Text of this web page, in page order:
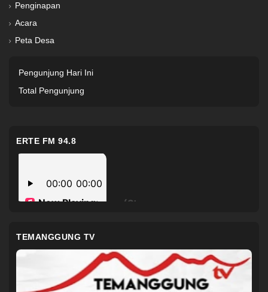
Penginapan
Acara
Peta Desa
Pengunjung Hari Ini
Total Pengunjung
ERTE FM 94.8
TEMANGGUNG TV